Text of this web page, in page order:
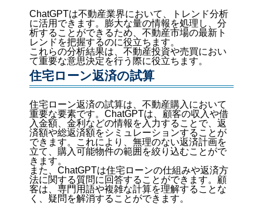
ChatGPTは不動産業界において、トレンド分析
に活用できます。膨大な量の情報を処理し、分
析することができるため、不動産市場の最新ト
レンドを把握するのに役立ちます。
これらの分析結果は、不動産投資や売買におい
て重要な意思決定を行う際に役立ちます。
住宅ローン返済の試算
住宅ローン返済の試算は、不動産購入において
重要な要素です。ChatGPTは、顧客の収入や借
入金額、金利などの情報を入力することで、返
済額や総返済額をシミュレーションすることが
できます。これにより、無理のない返済計画を
立て、購入可能物件の範囲を絞り込むことがで
きます。
また、ChatGPTは住宅ローンの仕組みや返済方
法に関する質問に回答することができます。顧
客は、専門用語や複雑な計算を理解することな
く、疑問を解消することができます。